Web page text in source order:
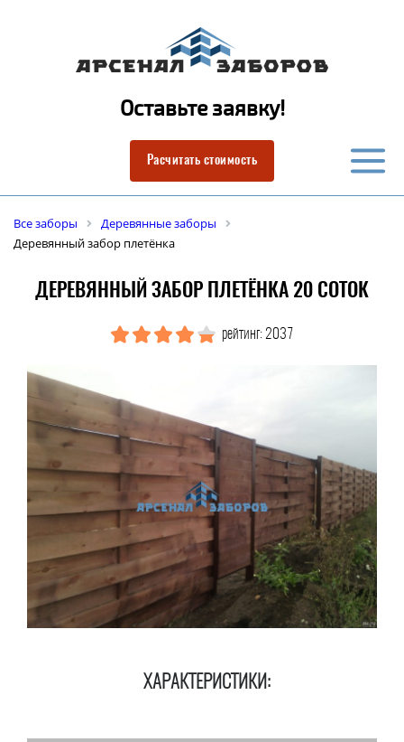
Оставьте заявку!
Расчитать стоимость
Все заборы
Деревянные заборы
Деревянный забор плетёнка
ДЕРЕВЯННЫЙ ЗАБОР ПЛЕТЁНКА 20 СОТОК
рейтинг: 2037
ХАРАКТЕРИСТИКИ: